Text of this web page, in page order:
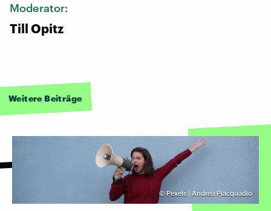
Moderator:
Till Opitz
Weitere Beiträge
© Pexels | Andrea Piacquadio